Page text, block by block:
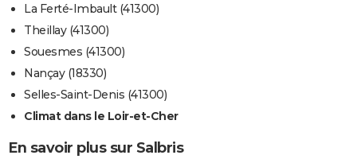
La Ferté-Imbault (41300)
Theillay (41300)
Souesmes (41300)
Nançay (18330)
Selles-Saint-Denis (41300)
Climat dans le Loir-et-Cher
En savoir plus sur Salbris